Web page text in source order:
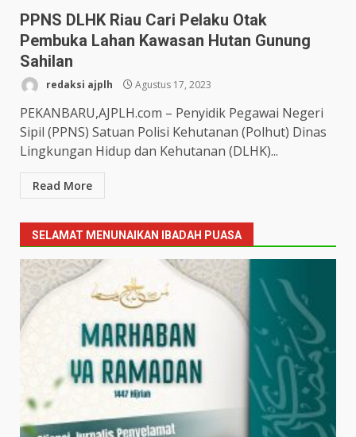
PPNS DLHK Riau Cari Pelaku Otak
Pembuka Lahan Kawasan Hutan Gunung
Sahilan
redaksi ajplh Agustus 17, 2023
PEKANBARU,AJPLH.com – Penyidik Pegawai Negeri
Sipil (PPNS) Satuan Polisi Kehutanan (Polhut) Dinas
Lingkungan Hidup dan Kehutanan (DLHK)...
Read More
SELAMAT MENUNAIKAN IBADAH PUASA